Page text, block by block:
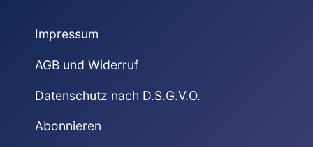
Impressum
AGB und Widerruf
Datenschutz nach D.S.G.V.O.
Abonnieren